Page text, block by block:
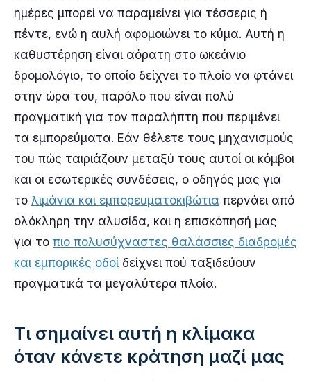
ημέρες μπορεί να παραμείνει για τέσσερις ή
πέντε, ενώ η αυλή αφομοιώνει το κύμα. Αυτή η
καθυστέρηση είναι αόρατη στο ωκεάνιο
δρομολόγιο, το οποίο δείχνει το πλοίο να φτάνει
στην ώρα του, παρόλο που είναι πολύ
πραγματική για τον παραλήπτη που περιμένει
τα εμπορεύματα. Εάν θέλετε τους μηχανισμούς
του πώς ταιριάζουν μεταξύ τους αυτοί οι κόμβοι
και οι εσωτερικές συνδέσεις, ο οδηγός μας για
το λιμάνια και εμπορευματοκιβώτια περνάει από
ολόκληρη την αλυσίδα, και η επισκόπησή μας
για το πιο πολυσύχναστες θαλάσσιες διαδρομές
και εμπορικές οδοί δείχνει πού ταξιδεύουν
πραγματικά τα μεγαλύτερα πλοία.
Τι σημαίνει αυτή η κλίμακα
όταν κάνετε κράτηση μαζί μας